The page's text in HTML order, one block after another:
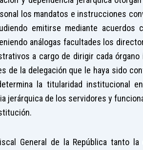
los mandatos e instrucciones
emitirse mediante acuerdos
análogas facultades los
a cargo de dirigir cada
de la delegación que le haya sido
la titularidad institucional
jerárquica de los servidores y
General de la República tanto